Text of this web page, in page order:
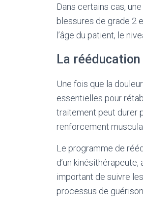
Dans certains cas,
blessures de grade 2
l’âge du patient, le
La
Une fois que la
essentielles pour
traitement peut durer
renforcement
Le programme de
d’un
important de suivre
processus de